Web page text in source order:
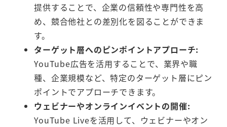
提供することで、企業の信頼性や専門性を高
め、競合他社との差別化を図ることができま
す。
ターゲット層へのピンポイントアプローチ:
YouTube広告を活用することで、業界や職
種、企業規模など、特定のターゲット層にピン
ポイントでアプローチできます。
ウェビナーやオンラインイベントの開催:
YouTube Liveを活用して、ウェビナーやオン